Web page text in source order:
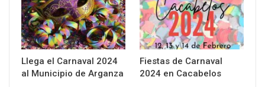
Llega el Carnaval 2024
al Municipio de Arganza
Fiestas de Carnaval
2024 en Cacabelos